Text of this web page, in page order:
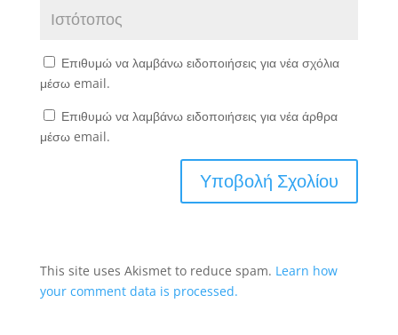
Επιθυμώ να λαμβάνω ειδοποιήσεις για νέα σχόλια
μέσω email.
Επιθυμώ να λαμβάνω ειδοποιήσεις για νέα άρθρα
μέσω email.
This site uses Akismet to reduce spam. Learn how
your comment data is processed.